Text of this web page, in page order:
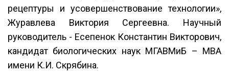
рецептуры и усовершенствование технологии»,
Журавлева Виктория Сергеевна. Научный
руководитель - Есепенок Константин Викторович,
кандидат биологических наук МГАВМиБ – МВА
имени К.И. Скрябина.